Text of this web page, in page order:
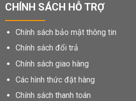
CHÍNH SÁCH HỖ TRỢ
Chính sách bảo mật thông tin
Chính sách đổi trả
Chính sách giao hàng
Các hình thức đặt hàng
Chính sách thanh toán